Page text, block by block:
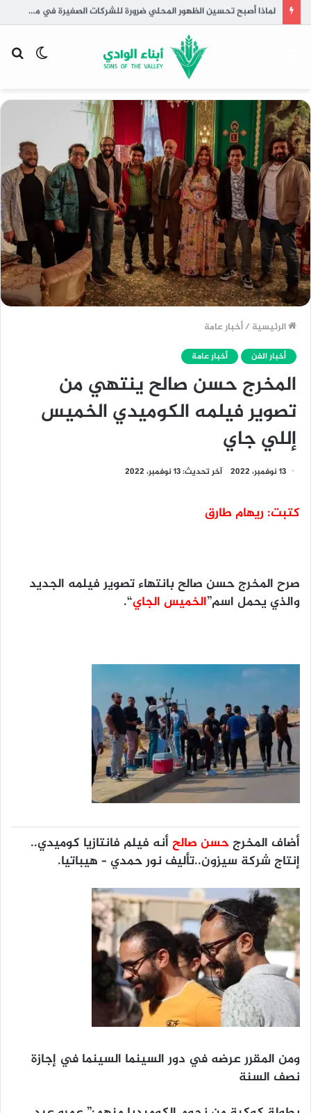
لماذا أصبح تحسين الظهور المحلي ضرورة للشركات الصغيرة في مصر؟
الوضع
الرئيسية /أخبار عامة
أخبار الفن أخبار عامة
المخرج حسن صالح ينتهي من
تصوير فيلمه الكوميدي الخميس
إللي جاي
13 نوفمبر، 2022 آخر تحديث: 13 نوفمبر، 2022
كتبت: ريهام طارق
صرح المخرج حسن صالح بانتهاء تصوير فيلمه الجديد
والذي يحمل اسم”الخميس الجاي“.
أضاف المخرجحسن صالحأنه فيلم فانتازيا كوميدي..
إنتاج شركة سيزون..تأليف نور حمدي – هيباتيا.
ومن المقرر عرضه في دور السينما السينما في إجازة
نصف السنة